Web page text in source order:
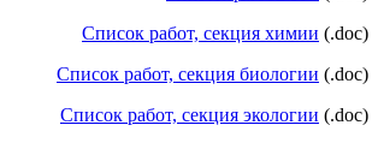
Список работ, секция химии (.doc)
Список работ, секция биологии (.doc)
Список работ, секция экологии (.doc)